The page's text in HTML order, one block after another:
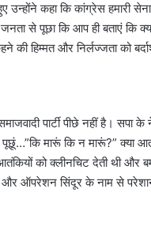
उन्होंने कहा कि कांग्रेस हमारी
से पूछा कि आप ही बताएं कि
हिम्मत और निर्लज्जता को
पार्टी पीछे नहीं है। सपा के
मारूं कि न मारूं?” क्या
को क्लीनचिट देती थी और
ऑपरेशन सिंदूर के नाम से